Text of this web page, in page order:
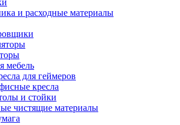
и расходные материалы
мебель
для геймеров
кресла
и стойки
чистящие материалы